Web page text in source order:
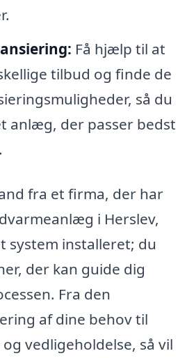
Få hjælp til at
tilbud og finde de
så du
anlæg, der passer bedst
fra et firma, der har
i Herslev,
system installeret; du
der kan guide dig
Fra den
af dine behov til
vedligeholdelse, så vil